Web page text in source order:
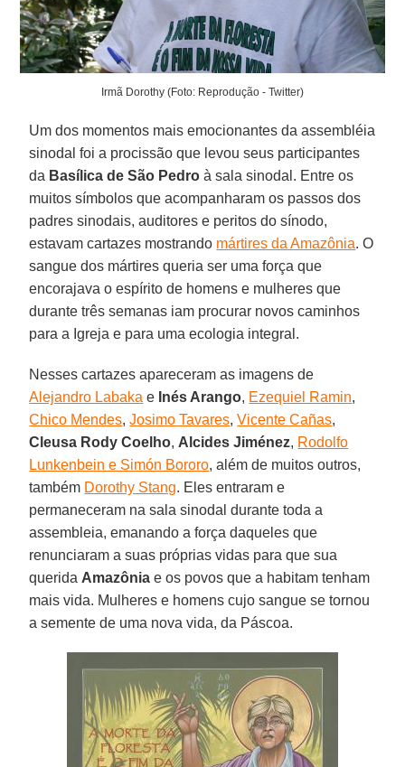
Irmã Dorothy (Foto: Reprodução - Twitter)
Um dos momentos mais emocionantes da assembléia
sinodal foi a procissão que levou seus participantes
da Basílica de São Pedro à sala sinodal. Entre os
muitos símbolos que acompanharam os passos dos
padres sinodais, auditores e peritos do sínodo,
estavam cartazes mostrando mártires da Amazônia. O
sangue dos mártires queria ser uma força que
encorajava o espírito de homens e mulheres que
durante três semanas iam procurar novos caminhos
para a Igreja e para uma ecologia integral.
Nesses cartazes apareceram as imagens de
Alejandro Labaka e Inés Arango, Ezequiel Ramin,
Chico Mendes,Josimo Tavares,Vicente Cañas,
Cleusa Rody Coelho, Alcides Jiménez, Rodolfo
Lunkenbein e Simón Bororo, além de muitos outros,
também Dorothy Stang. Eles entraram e
permaneceram na sala sinodal durante toda a
assembleia, emanando a força daqueles que
renunciaram a suas próprias vidas para que sua
querida Amazônia e os povos que a habitam tenham
mais vida. Mulheres e homens cujo sangue se tornou
a semente de uma nova vida, da Páscoa.